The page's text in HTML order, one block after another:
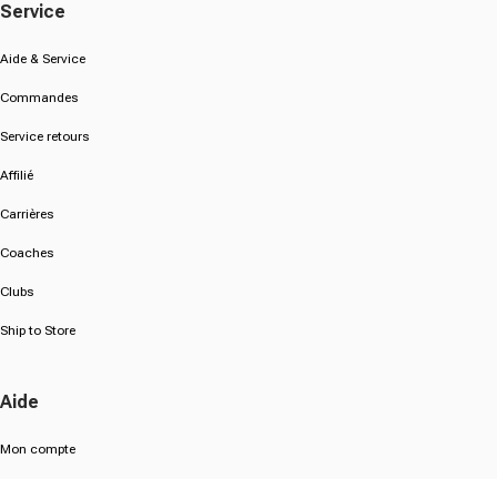
Service
Aide & Service
Commandes
Service retours
Affilié
Carrières
Coaches
Clubs
Ship to Store
Aide
Mon compte